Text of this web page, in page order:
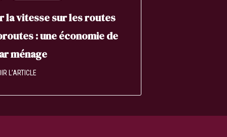
la vitesse sur les routes
: une économie de
ménage
L’ARTICLE